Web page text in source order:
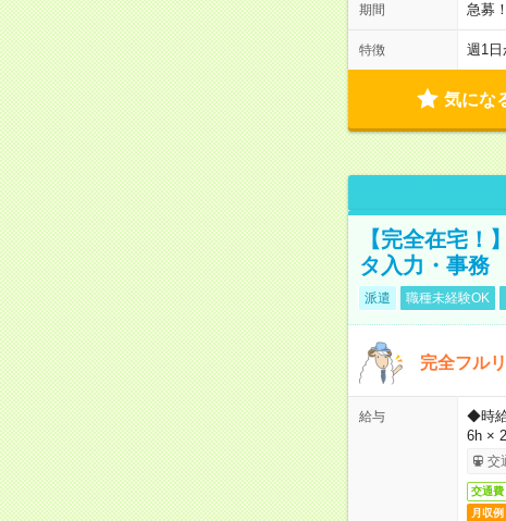
期間 急募
特徴 週1日
気にな
【完全在宅！
タ入力・事務
派遣 職種未経験OK
完全フル
給与
◆時
6h ×
交
交通費
月収例